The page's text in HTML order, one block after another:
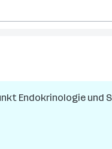
Endokrinologie